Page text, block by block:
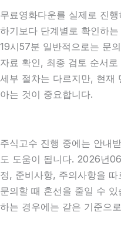
무료영화다운를 실제로 진
하기보다 단계별로 확인하
19시57분 일반적으로는 문
자료 확인, 최종 검토 순서
세부 절차는 다르지만, 현재
아는 것이 중요합니다.
주식고수 진행 중에는 안내
도 도움이 됩니다. 2026년
정, 준비사항, 주의사항을
문의할 때 혼선을 줄일 수
하는 경우에는 같은 기준으